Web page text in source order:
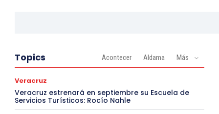
Topics Acontecer Aldama Más
Veracruz
Veracruz estrenará en septiembre su Escuela de
Servicios Turísticos: Rocío Nahle